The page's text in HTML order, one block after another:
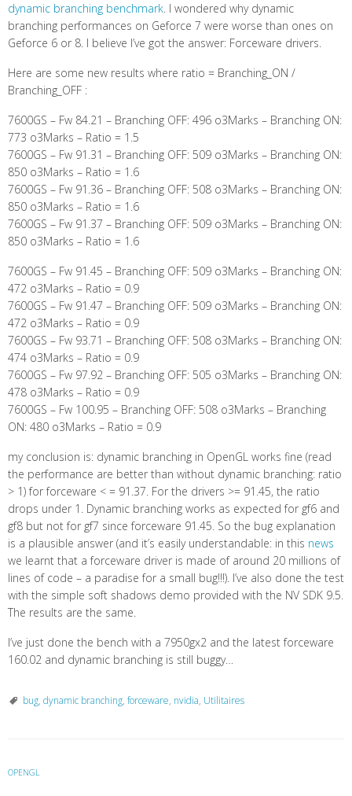
dynamic branching benchmark. I wondered why dynamic
branching performances on Geforce 7 were worse than ones on
Geforce 6 or 8. I believe I’ve got the answer: Forceware drivers.
Here are some new results where ratio = Branching_ON /
Branching_OFF :
7600GS – Fw 84.21 – Branching OFF: 496 o3Marks – Branching ON:
773 o3Marks – Ratio = 1.5
7600GS – Fw 91.31 – Branching OFF: 509 o3Marks – Branching ON:
850 o3Marks – Ratio = 1.6
7600GS – Fw 91.36 – Branching OFF: 508 o3Marks – Branching ON:
850 o3Marks – Ratio = 1.6
7600GS – Fw 91.37 – Branching OFF: 509 o3Marks – Branching ON:
850 o3Marks – Ratio = 1.6
7600GS – Fw 91.45 – Branching OFF: 509 o3Marks – Branching ON:
472 o3Marks – Ratio = 0.9
7600GS – Fw 91.47 – Branching OFF: 509 o3Marks – Branching ON:
472 o3Marks – Ratio = 0.9
7600GS – Fw 93.71 – Branching OFF: 508 o3Marks – Branching ON:
474 o3Marks – Ratio = 0.9
7600GS – Fw 97.92 – Branching OFF: 505 o3Marks – Branching ON:
478 o3Marks – Ratio = 0.9
7600GS – Fw 100.95 – Branching OFF: 508 o3Marks – Branching
ON: 480 o3Marks – Ratio = 0.9
my conclusion is: dynamic branching in OpenGL works fine (read
the performance are better than without dynamic branching: ratio
> 1) for forceware < = 91.37. For the drivers >= 91.45, the ratio
drops under 1. Dynamic branching works as expected for gf6 and
gf8 but not for gf7 since forceware 91.45. So the bug explanation
is a plausible answer (and it’s easily understandable: in this news
we learnt that a forceware driver is made of around 20 millions of
lines of code – a paradise for a small bug!!!). I’ve also done the test
with the simple soft shadows demo provided with the NV SDK 9.5.
The results are the same.
I’ve just done the bench with a 7950gx2 and the latest forceware
160.02 and dynamic branching is still buggy…
bug, dynamic branching, forceware, nvidia, Utilitaires
OPENGL